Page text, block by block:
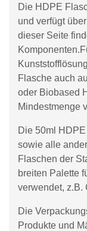
Die HDPE
und verfügt
dieser Seite
Flasche auch
oder Biobased
Mindestmenge
Die 50ml
sowie alle
Flaschen der
breiten Palette
verwendet, z.B.
Die
Produkte und